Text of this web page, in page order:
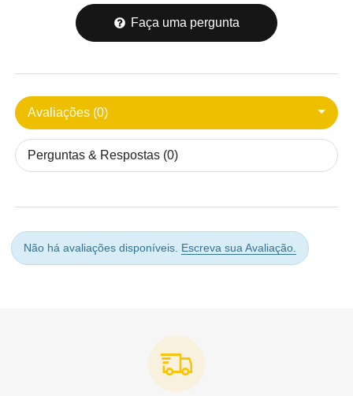
Faça uma pergunta
Avaliações (0)
Perguntas & Respostas (0)
Não há avaliações disponíveis. Escreva sua Avaliação.